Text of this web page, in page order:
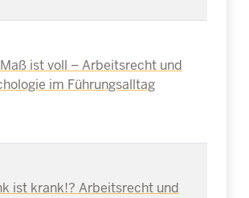
ist voll – Arbeitsrecht und
im Führungsalltag
ist krank!? Arbeitsrecht und